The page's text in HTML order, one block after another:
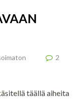
2
täällä aiheita